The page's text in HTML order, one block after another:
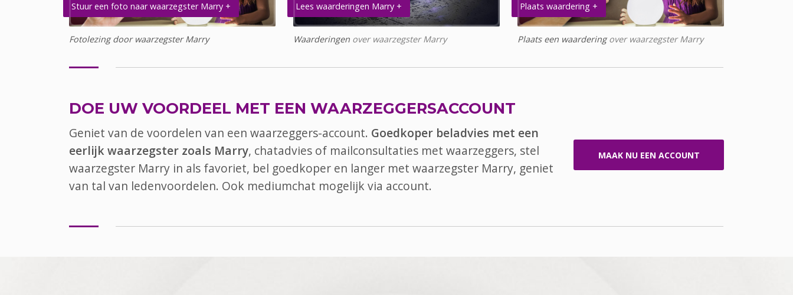
Stuur een foto naar waarzegster Marry +
Fotolezing door waarzegster Marry
Lees waarderingen Marry +
Waarderingen over waarzegster Marry
Plaats waardering +
Plaats een waarderingover waarzegster Marry
DOE UW VOORDEEL MET EEN WAARZEGGERSACCOUNT
Geniet van de voordelen van een waarzeggers-account. Goedkoper beladvies met een
eerlijk waarzegster zoals Marry, chatadvies of mailconsultaties met waarzeggers, stel
waarzegster Marry in als favoriet, bel goedkoper en langer met waarzegster Marry, geniet
van tal van ledenvoordelen. Ook mediumchat mogelijk via account.
MAAK NU EEN ACCOUNT